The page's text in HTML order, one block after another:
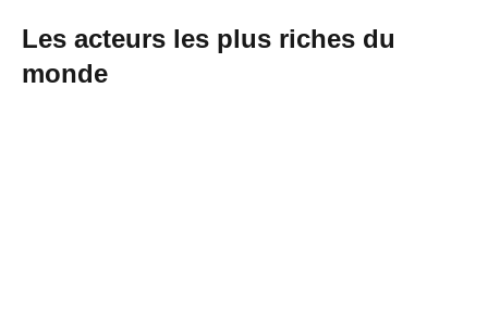
Les acteurs les plus riches du
monde